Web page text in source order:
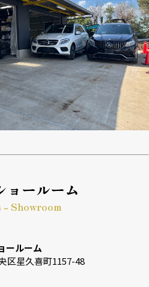
ョールーム
- Showroom
ールーム
区星久喜町1157-48